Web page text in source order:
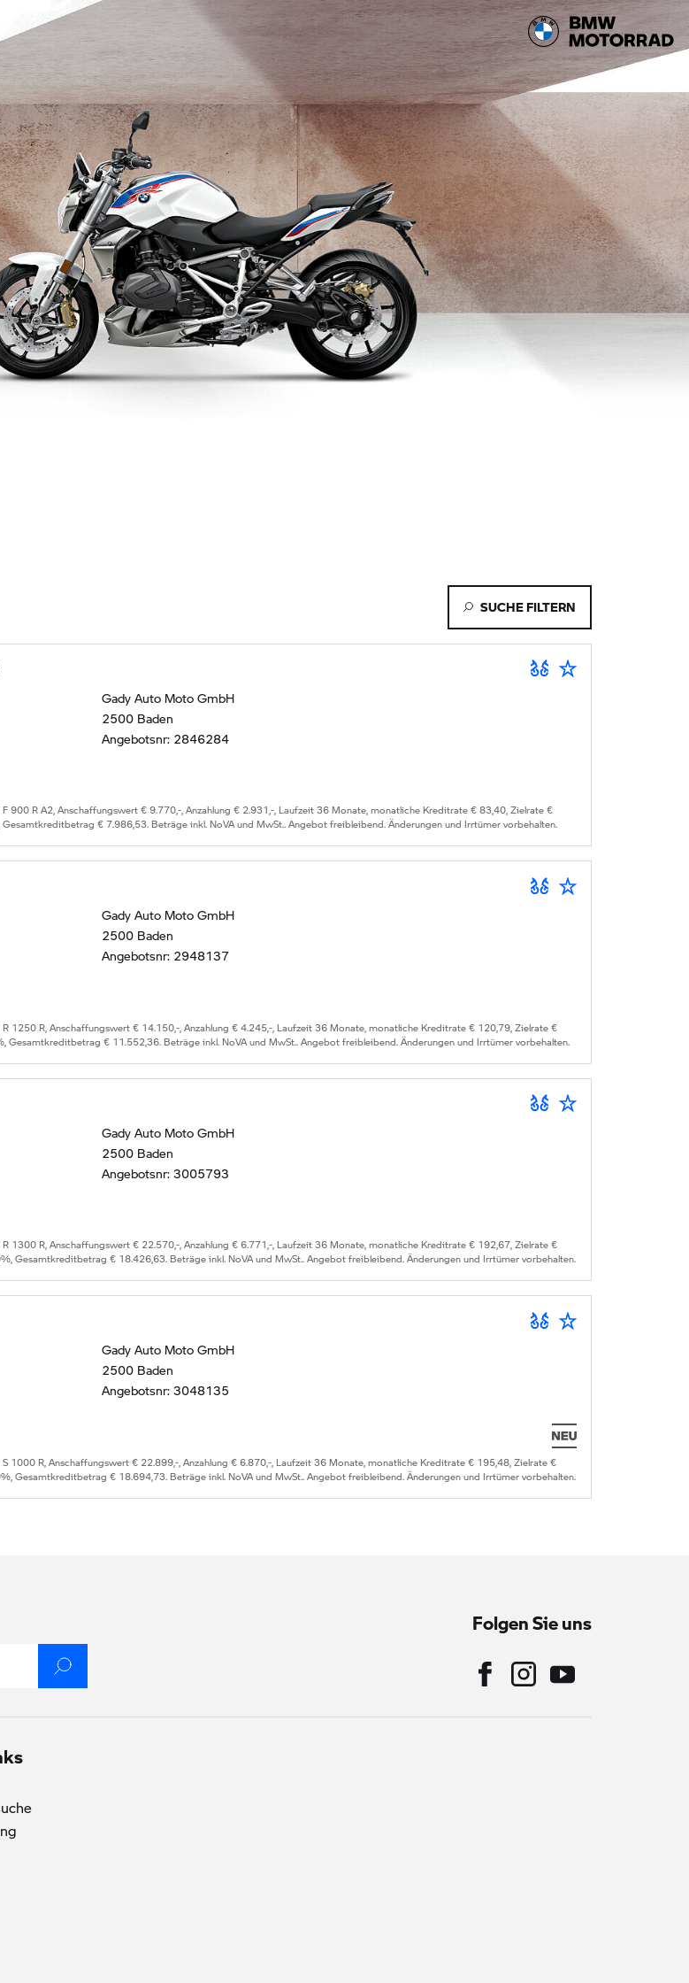
SUCHE FILTERN
Gady Auto Moto GmbH
2500 Baden
Angebotsnr: 2846284
R A2, Anschaffungswert € 9.770,-, Anzahlung € 2.931,-, Laufzeit 36 Monate, monatliche Kreditrate € 83,40, Zielrate €
€ 7.986,53. Beträge inkl. NoVA und MwSt.. Angebot freibleibend. Änderungen und Irrtümer vorbehalten.
Gady Auto Moto GmbH
2500 Baden
Angebotsnr: 2948137
R, Anschaffungswert € 14.150,-, Anzahlung € 4.245,-, Laufzeit 36 Monate, monatliche Kreditrate € 120,79, Zielrate €
Gesamtkreditbetrag € 11.552,36. Beträge inkl. NoVA und MwSt.. Angebot freibleibend. Änderungen und Irrtümer vorbehalten.
Gady Auto Moto GmbH
2500 Baden
Angebotsnr: 3005793
R, Anschaffungswert € 22.570,-, Anzahlung € 6.771,-, Laufzeit 36 Monate, monatliche Kreditrate € 192,67, Zielrate €
Gesamtkreditbetrag € 18.426,63. Beträge inkl. NoVA und MwSt.. Angebot freibleibend. Änderungen und Irrtümer vorbehalten.
Gady Auto Moto GmbH
2500 Baden
Angebotsnr: 3048135
R, Anschaffungswert € 22.899,-, Anzahlung € 6.870,-, Laufzeit 36 Monate, monatliche Kreditrate € 195,48, Zielrate €
Gesamtkreditbetrag € 18.694,73. Beträge inkl. NoVA und MwSt.. Angebot freibleibend. Änderungen und Irrtümer vorbehalten.
Folgen Sie uns